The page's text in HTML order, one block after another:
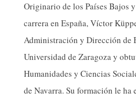
Originario de los Países Bajos
carrera en España, Víctor
Administración y Dirección de
Universidad de Zaragoza y
Humanidades y Ciencias
de Navarra. Su formación le ha